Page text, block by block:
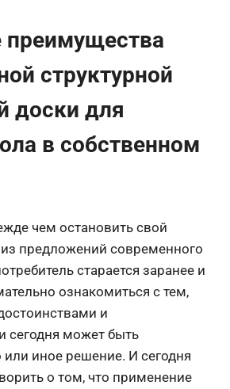
структурной
доски для
в собственном
чем остановить свой
предложений современного
старается заранее и
ознакомиться с тем,
и
сегодня может быть
или иное решение. И сегодня
о том, что применение